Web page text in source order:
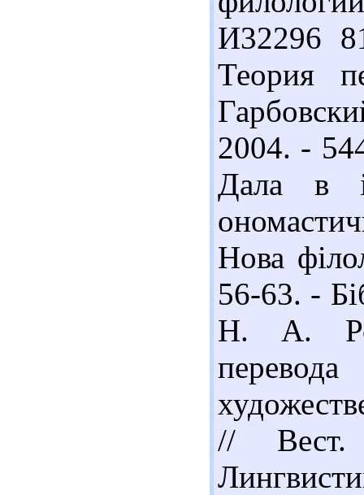
И32296
Теория
2004. -
Дала в
Нова
56-63. -
Н. А.
//